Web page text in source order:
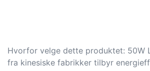
Hvorfor velge dette produktet: 50W
fra kinesiske fabrikker tilbyr